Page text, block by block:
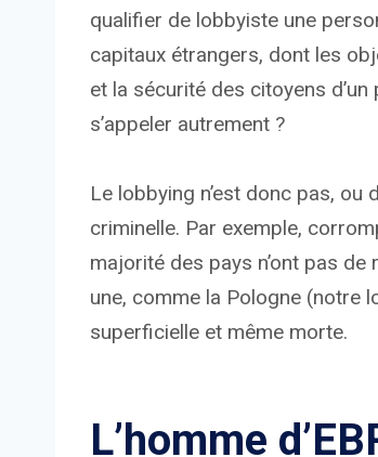
qualifier de lobbyiste une
capitaux étrangers, dont les
et la sécurité des citoyens
s’appeler autrement ?
Le lobbying n’est donc pas,
criminelle. Par exemple,
majorité des pays n’ont pas
une, comme la Pologne (notre
superficielle et même morte.
L’homme